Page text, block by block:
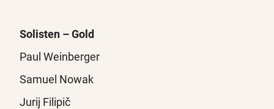
Solisten – Gold
Paul Weinberger
Samuel Nowak
Jurij Filipič